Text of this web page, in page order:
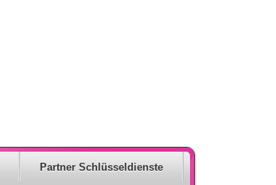
Partner Schlüsseldienste